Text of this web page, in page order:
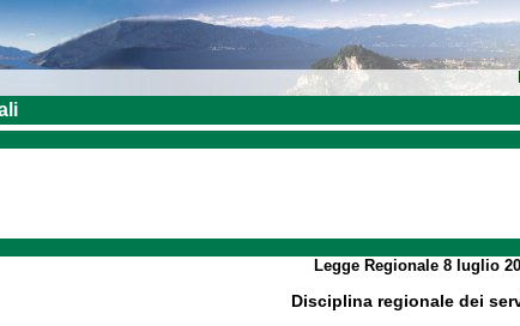
Legge Regionale8 luglio
Disciplina regionale dei